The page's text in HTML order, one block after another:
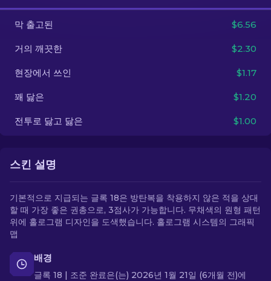
기타
막 출고된 $6.56
거의 깨끗한 $2.30
현장에서 쓰인 $1.17
꽤 닳은 $1.20
전투로 닳고 닳은 $1.00
스킨 설명
기본적으로 지급되는 글록 18은 방탄복을 착용하지 않은 적을 상대
할 때 가장 좋은 권총으로, 3점사가 가능합니다. 무채색의 원형 패턴
위에 홀로그램 디자인을 도색했습니다. 홀로그램 시스템의 그래픽
맵
배경
글록 18 | 조준 완료은(는) 2026년 1월 21일 (6개월 전)에